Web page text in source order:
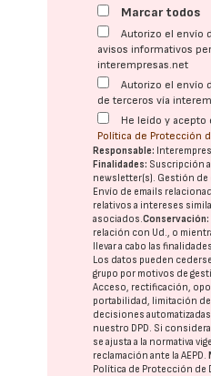
Marcar todos
Autorizo el envío
avisos informativos
interempresas.net
Autorizo el envío
de terceros vía
He leído y
Política de Protección
Responsable:
Finalidades: Suscripción
newsletter(s). Gestión de
Envío de emails
relativos a intereses
asociados.Conservación:
relación con Ud., o
llevar a cabo las
Los datos pueden
grupo por motivos de
Acceso, rectificación,
portabilidad, limitación
decisiones
nuestro DPD. Si
se ajusta a la normativa
reclamación ante laAEPD.
Política de Protección de